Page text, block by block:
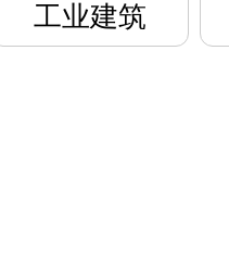
工业建筑